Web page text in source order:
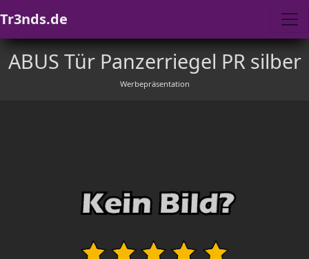
Tr3nds.de
ABUS Tür Panzerriegel PR silber
Werbepräsentation